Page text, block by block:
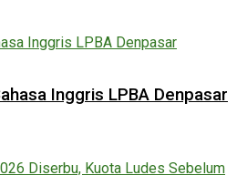
Inggris LPBA Denpasar